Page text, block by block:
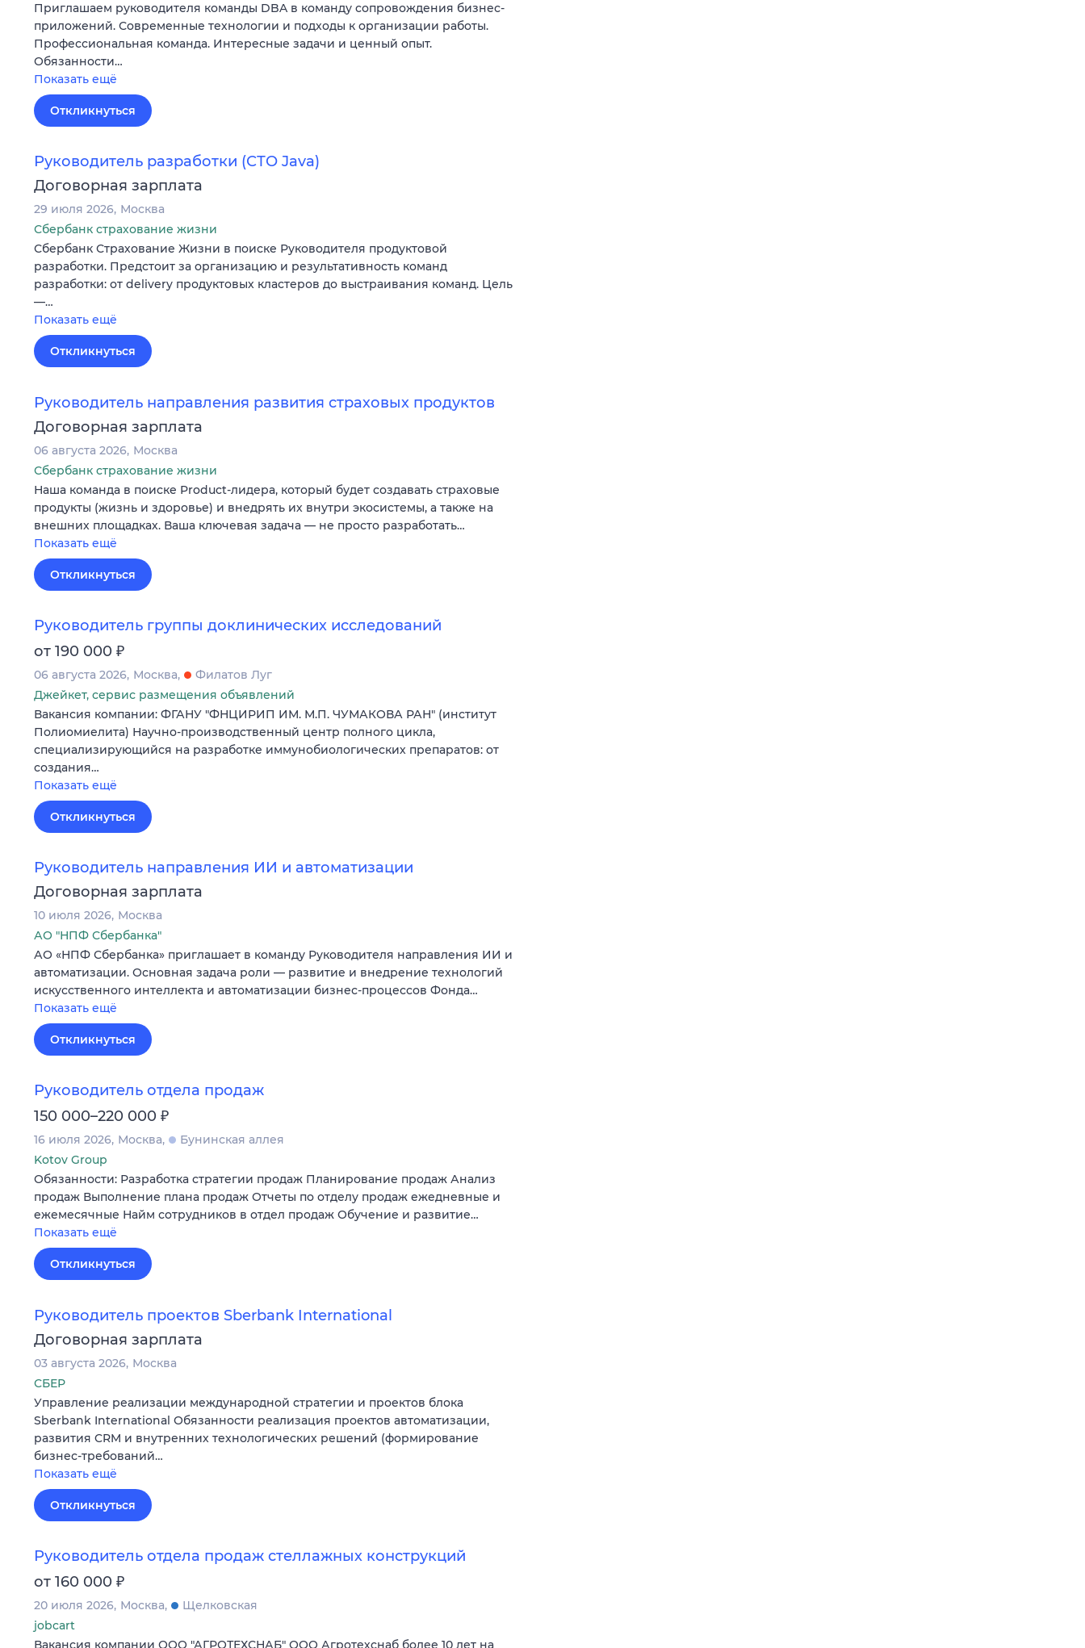
Приглашаем руководителя команды DBA в команду сопровождения бизнес-
приложений. Современные технологии и подходы к организации работы.
Профессиональная команда. Интересные задачи и ценный опыт.
Обязанности…
Показать ещё
Откликнуться
Руководитель разработки (СТО Java)
Договорная зарплата
29 июля 2026 Москва
Сбербанк страхование жизни
Сбербанк Страхование Жизни в поиске Руководителя продуктовой
разработки. Предстоит за организацию и результативность команд
разработки: от delivery продуктовых кластеров до выстраивания команд. Цель
—…
Показать ещё
Откликнуться
Руководитель направления развития страховых продуктов
Договорная зарплата
06 августа 2026 Москва
Сбербанк страхование жизни
Наша команда в поиске Product-лидера, который будет создавать страховые
продукты (жизнь и здоровье) и внедрять их внутри экосистемы, а также на
внешних площадках. Ваша ключевая задача — не просто разработать…
Показать ещё
Откликнуться
Руководитель группы доклинических исследований
от 190 000 ₽
06 августа 2026 Москва
Филатов Луг
Джейкет, сервис размещения объявлений
Вакансия компании: ФГАНУ "ФНЦИРИП ИМ. М.П. ЧУМАКОВА РАН" (институт
Полиомиелита) Научно-производственный центр полного цикла,
специализирующийся на разработке иммунобиологических препаратов: от
создания…
Показать ещё
Откликнуться
Руководитель направления ИИ и автоматизации
Договорная зарплата
10 июля 2026 Москва
АО "НПФ Сбербанка"
АО «НПФ Сбербанка» приглашает в команду Руководителя направления ИИ и
автоматизации. Основная задача роли — развитие и внедрение технологий
искусственного интеллекта и автоматизации бизнес-процессов Фонда…
Показать ещё
Откликнуться
Руководитель отдела продаж
150 000–220 000 ₽
16 июля 2026 Москва
Бунинская аллея
Kotov Group
Обязанности: Разработка стратегии продаж Планирование продаж Анализ
продаж Выполнение плана продаж Отчеты по отделу продаж ежедневные и
ежемесячные Найм сотрудников в отдел продаж Обучение и развитие…
Показать ещё
Откликнуться
Руководитель проектов Sberbank International
Договорная зарплата
03 августа 2026 Москва
СБЕР
Управление реализации международной стратегии и проектов блока
Sberbank International Обязанности реализация проектов автоматизации,
развития CRM и внутренних технологических решений (формирование
бизнес-требований…
Показать ещё
Откликнуться
Руководитель отдела продаж стеллажных конструкций
от 160 000 ₽
20 июля 2026 Москва
Щелковская
jobcart
Вакансия компании ООО "АГРОТЕХСНАБ" ООО Агротехснаб более 10 лет на